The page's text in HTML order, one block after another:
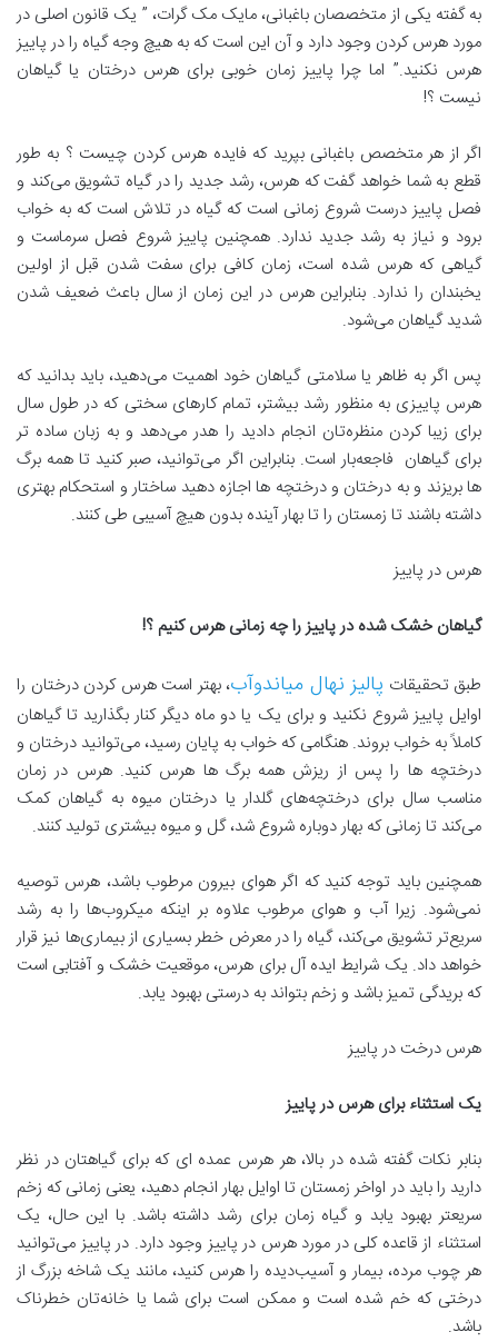
به گفته یکی از متخصصان باغبانی، مایک مک گرات، ” یک قانون اصلی در
مورد هرس کردن وجود دارد و آن این است که به هیچ وجه گیاه را در پاییز
هرس نکنید.” اما چرا پاییز زمان خوبی برای هرس درختان یا گیاهان
نیست ؟!
اگر از هر متخصص باغبانی بپرید که فایده هرس کردن چیست ؟ به طور
قطع به شما خواهد گفت که هرس، رشد جدید را در گیاه تشویق می‌کند و
فصل پاییز درست شروع زمانی است که گیاه در تلاش است که به خواب
برود و نیاز به رشد جدید ندارد. همچنین پاییز شروع فصل سرماست و
گیاهی که هرس شده است، زمان کافی برای سفت شدن قبل از اولین
یخبندان را ندارد. بنابراین هرس در این زمان از سال باعث ضعیف شدن
شدید گیاهان می‌شود.
پس اگر به ظاهر یا سلامتی گیاهان خود اهمیت می‌دهید، باید بدانید که
هرس پاییزی به منظور رشد بیشتر، تمام کارهای سختی که در طول سال
برای زیبا کردن منظره‌تان انجام دادید را هدر می‌دهد و به زبان ساده تر
برای گیاهان فاجعه‌بار است. بنابراین اگر می‌توانید، صبر کنید تا همه برگ
ها بریزند و به درختان و درختچه ها اجازه دهید ساختار و استحکام بهتری
داشته باشند تا زمستان را تا بهار آینده بدون هیچ آسیبی طی کنند.
هرس در پاییز
گیاهان خشک شده در پاییز را چه زمانی هرس کنیم ؟!
طبق تحقیقات پالیز نهال میاندوآب، بهتر است هرس کردن درختان را
اوایل پاییز شروع نکنید و برای یک یا دو ماه دیگر کنار بگذارید تا گیاهان
کاملاً به خواب بروند. هنگامی که خواب به پایان رسید، می‌توانید درختان و
درختچه ها را پس از ریزش همه برگ ها هرس کنید. هرس در زمان
مناسب سال برای درختچه‌های گلدار یا درختان میوه به گیاهان کمک
می‌کند تا زمانی که بهار دوباره شروع شد، گل و میوه بیشتری تولید کنند.
همچنین باید توجه کنید که اگر هوای بیرون مرطوب باشد، هرس توصیه
نمی‌شود. زیرا آب و هوای مرطوب علاوه بر اینکه میکروب‌ها را به رشد
سریع‌تر تشویق می‌کند، گیاه را در معرض خطر بسیاری از بیماری‌ها نیز قرار
خواهد داد. یک شرایط ایده آل برای هرس، موقعیت خشک و آفتابی است
که بریدگی تمیز باشد و زخم بتواند به درستی بهبود یابد.
هرس درخت در پاییز
یک استثناء برای هرس در پاییز
بنابر نکات گفته شده در بالا، هر هرس عمده ای که برای گیاهتان در نظر
دارید را باید در اواخر زمستان تا اوایل بهار انجام دهید، یعنی زمانی که زخم
سریعتر بهبود یابد و گیاه زمان برای رشد داشته باشد. با این حال، یک
استثناء از قاعده کلی در مورد هرس در پاییز وجود دارد. در پاییز می‌توانید
هر چوب مرده، بیمار و آسیب‌دیده را هرس کنید، مانند یک شاخه بزرگ از
درختی که خم شده است و ممکن است برای شما یا خانه‌تان خطرناک
باشد.